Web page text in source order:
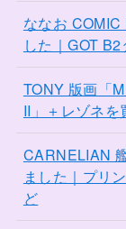
ななお
した｜GOT
TONY 版画「
II」＋レゾネを
CARNELIAN
ました｜プリ
ど